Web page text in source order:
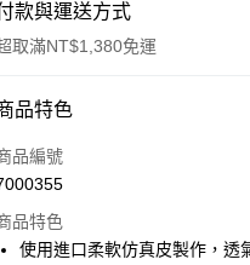
款與運送方式
取滿NT$1,380免運
付款方式
用卡一次付款
3 期 0 利率 每期 NT$393
品特色
品編號
品特色
使用進口柔軟仿真皮製作，透